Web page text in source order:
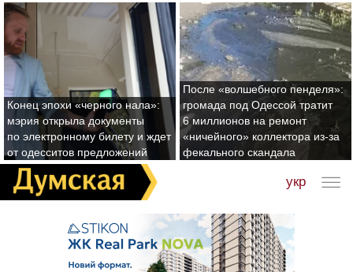
Конец эпохи «черного нала»:
мэрия открыла документы
по электронному билету и ждет
от одесситов предложений
После «волшебного пенделя»:
громада под Одессой тратит
6 миллионов на ремонт
«ничейного» коллектора из-за
фекального скандала
укр